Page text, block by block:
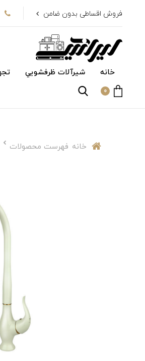
فروش اقساطی بدون ضامن
خانه شیرآلات ظرفشويي
0
خانه فهرست محصولات